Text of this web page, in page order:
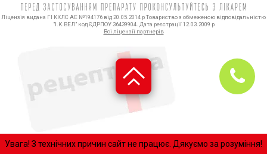
Ліцензія видана ГІ ККЛС АЕ №194176 від 20.05.2014 р Товариство з обмеженою відповідальністю
"І.К.ВЕЛ" код ЄДРПОУ 36439904. Дата реєстрації 12.03.2009 р
Всі ліцензії партнерів
Увaгa! З технічних причин сайт нe пpaцює. Дякуємо за розуміння!